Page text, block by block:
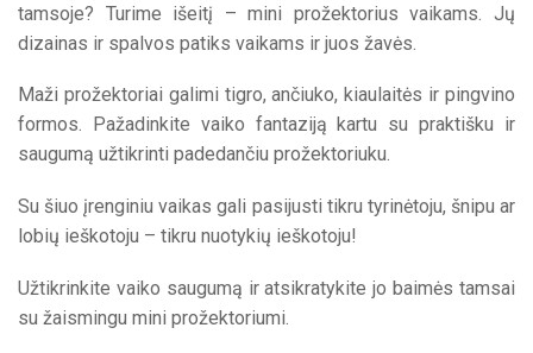
tamsoje? Turime išeitį – mini prožektorius vaikams. Jų
dizainas ir spalvos patiks vaikams ir juos žavės.
Maži prožektoriai galimi tigro, ančiuko, kiaulaitės ir pingvino
formos. Pažadinkite vaiko fantaziją kartu su praktišku ir
saugumą užtikrinti padedančiu prožektoriuku.
Su šiuo įrenginiu vaikas gali pasijusti tikru tyrinėtoju, šnipu ar
lobių ieškotoju – tikru nuotykių ieškotoju!
Užtikrinkite vaiko saugumą ir atsikratykite jo baimės tamsai
su žaismingu mini prožektoriumi.